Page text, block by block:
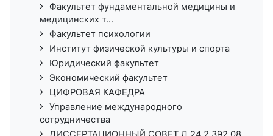
Факультет фундаментальной медицины и
медицинских т...
Факультет психологии
Институт физической культуры и спорта
Юридический факультет
Экономический факультет
ЦИФРОВАЯ КАФЕДРА
Управление международного
сотрудничества